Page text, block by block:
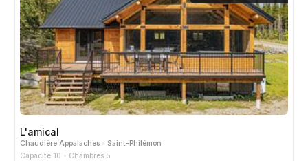
L'amical
Chaudière Appalaches
Saint-Philémon
Capacité 10
Chambres 5